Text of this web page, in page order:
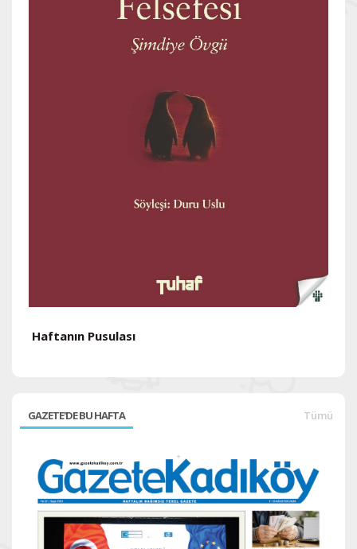
Haftanın Pusulası
GAZETE'DE BU HAFTA Tümü